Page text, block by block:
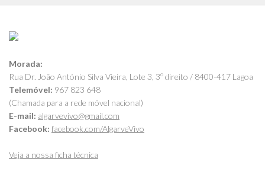
Morada:
Rua Dr. João António Silva Vieira, Lote 3, 3º direito / 8400-417 Lagoa
Telemóvel: 967 823 648
(Chamada para a rede móvel nacional)
E-mail: algarvevivo@gmail.com
Facebook: facebook.com/AlgarveVivo
Veja a nossa ficha técnica